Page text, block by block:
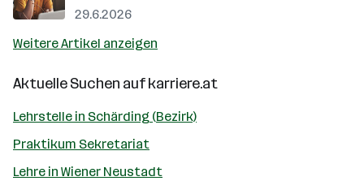
29.6.2026
Weitere Artikel anzeigen
Aktuelle Suchen aufkarriere.at
Lehrstelle in Schärding (Bezirk)
Praktikum Sekretariat
Lehre in Wiener Neustadt